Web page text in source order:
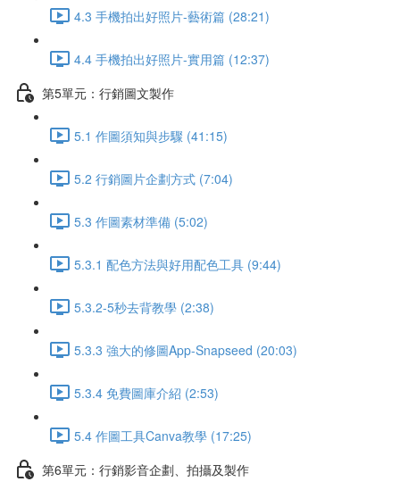
4.3 手機拍出好照片-藝術篇 (28:21)
4.4 手機拍出好照片-實用篇 (12:37)
第5單元：行銷圖文製作
5.1 作圖須知與步驟 (41:15)
5.2 行銷圖片企劃方式 (7:04)
5.3 作圖素材準備 (5:02)
5.3.1 配色方法與好用配色工具 (9:44)
5.3.2-5秒去背教學 (2:38)
5.3.3 強大的修圖App-Snapseed (20:03)
5.3.4 免費圖庫介紹 (2:53)
5.4 作圖工具Canva教學 (17:25)
第6單元：行銷影音企劃、拍攝及製作